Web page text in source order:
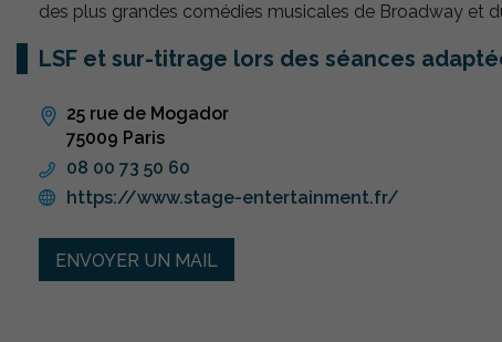
des plus grandes comédies musicales de Broadway et
LSF et sur-titrage lors des séances
25 rue de Mogador
75009 Paris
08 00 73 50 60
https://www.stage-entertainment.fr/
ENVOYER UN MAIL